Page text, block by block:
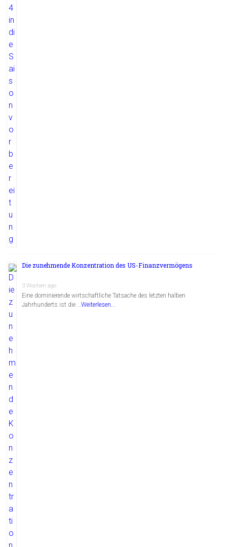
Die zunehmende Konzentration des US-Finanzvermögens
3 Wochen ago
Eine dominierende wirtschaftliche Tatsache des letzten halben
Jahrhunderts ist die …Weiterlesen...